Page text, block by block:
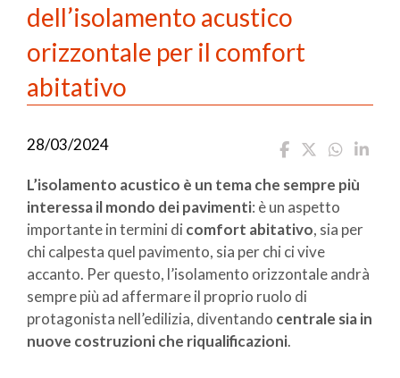
dell’isolamento acustico
orizzontale per il comfort
abitativo
28/03/2024
L’isolamento acustico è un tema che sempre più
interessa il mondo dei pavimenti: è un aspetto
importante in termini di comfort abitativo, sia per
chi calpesta quel pavimento, sia per chi ci vive
accanto. Per questo, l’isolamento orizzontale andrà
sempre più ad affermare il proprio ruolo di
protagonista nell’edilizia, diventando centrale sia in
nuove costruzioni che riqualificazioni.